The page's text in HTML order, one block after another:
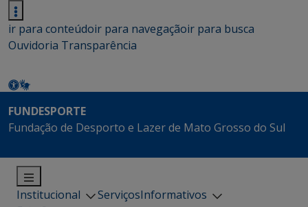
ir para conteúdoir para navegaçãoir para busca
Ouvidoria Transparência
FUNDESPORTE
Fundação de Desporto e Lazer de Mato Grosso do Sul
Institucional ServiçosInformativos